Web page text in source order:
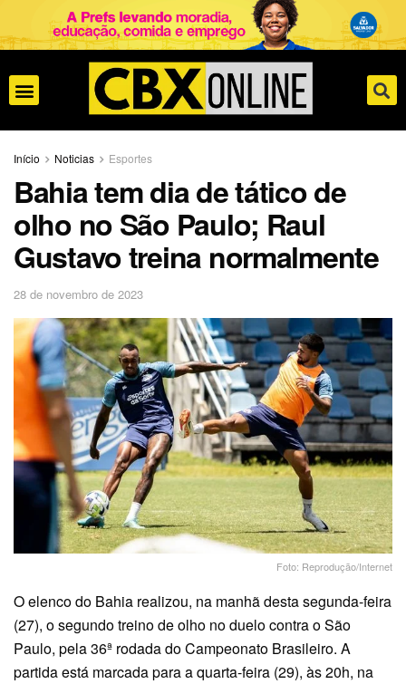
Início Noticias Esportes
Bahia tem dia de tático de
olho no São Paulo; Raul
Gustavo treina normalmente
28 de novembro de 2023
Foto: Reprodução/Internet
O elenco do Bahia realizou, na manhã desta segunda-feira
(27), o segundo treino de olho no duelo contra o São
Paulo, pela 36ª rodada do Campeonato Brasileiro. A
partida está marcada para a quarta-feira (29), às 20h, na